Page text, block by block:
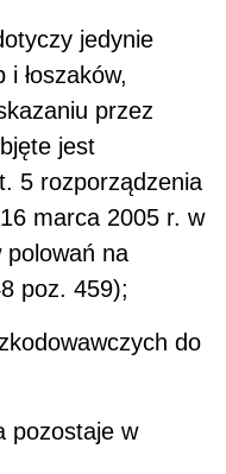
jedynie
łoszaków,
przez
jest
5 rozporządzenia
marca 2005 r. w
polowań na
poz. 459);
do
pozostaje w